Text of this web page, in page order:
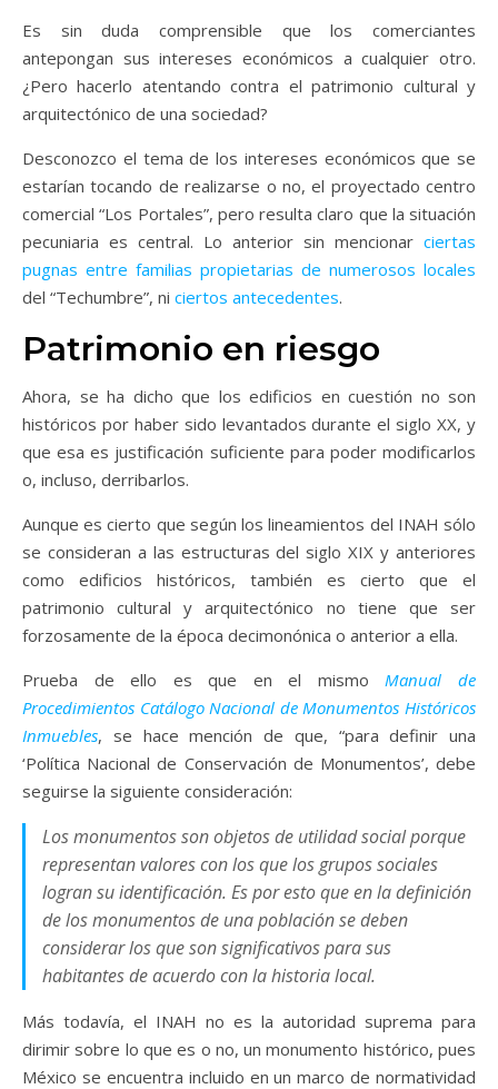
Es sin duda comprensible que los comerciantes
antepongan sus intereses económicos a cualquier otro.
¿Pero hacerlo atentando contra el patrimonio cultural y
arquitectónico de una sociedad?
Desconozco el tema de los intereses económicos que se
estarían tocando de realizarse o no, el proyectado centro
comercial “Los Portales”, pero resulta claro que la situación
pecuniaria es central. Lo anterior sin mencionar ciertas
pugnas entre familias propietarias de numerosos locales
del “Techumbre”, ni ciertos antecedentes.
Patrimonio en riesgo
Ahora, se ha dicho que los edificios en cuestión no son
históricos por haber sido levantados durante el siglo XX, y
que esa es justificación suficiente para poder modificarlos
o, incluso, derribarlos.
Aunque es cierto que según los lineamientos del INAH sólo
se consideran a las estructuras del siglo XIX y anteriores
como edificios históricos, también es cierto que el
patrimonio cultural y arquitectónico no tiene que ser
forzosamente de la época decimonónica o anterior a ella.
Prueba de ello es que en el mismo Manual de
Procedimientos Catálogo Nacional de Monumentos Históricos
Inmuebles, se hace mención de que, “para definir una
‘Política Nacional de Conservación de Monumentos’, debe
seguirse la siguiente consideración:
Los monumentos son objetos de utilidad social porque
representan valores con los que los grupos sociales
logran su identificación. Es por esto que en la definición
de los monumentos de una población se deben
considerar los que son significativos para sus
habitantes de acuerdo con la historia local.
Más todavía, el INAH no es la autoridad suprema para
dirimir sobre lo que es o no, un monumento histórico, pues
México se encuentra incluido en un marco de normatividad